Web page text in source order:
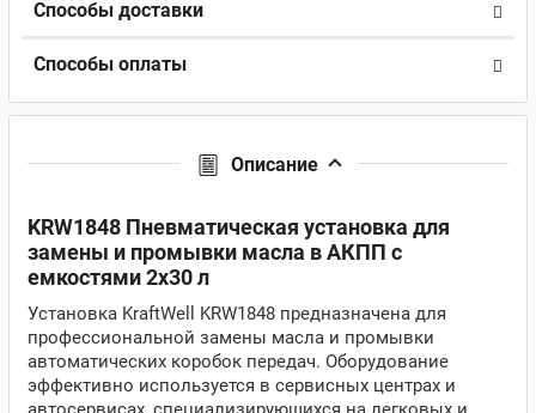
Способы доставки
Способы оплаты
Описание
KRW1848 Пневматическая установка для
замены и промывки масла в АКПП с
емкостями 2х30 л
Установка KraftWell KRW1848 предназначена для
профессиональной замены масла и промывки
автоматических коробок передач. Оборудование
эффективно используется в сервисных центрах и